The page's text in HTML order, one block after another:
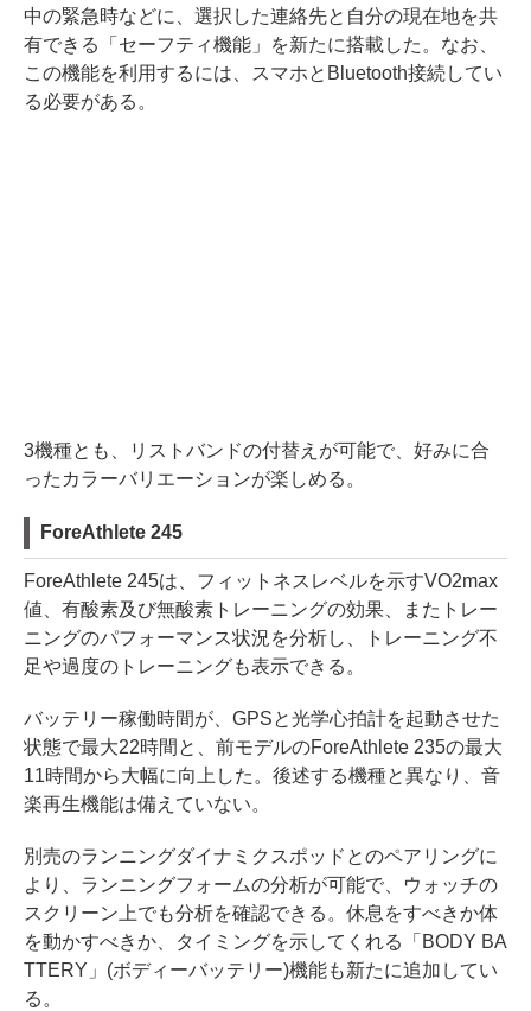
中の緊急時などに、選択した連絡先と自分の現在地を共
有できる「セーフティ機能」を新たに搭載した。なお、
この機能を利用するには、スマホとBluetooth接続してい
る必要がある。
3機種とも、リストバンドの付替えが可能で、好みに合
ったカラーバリエーションが楽しめる。
ForeAthlete 245
ForeAthlete 245は、フィットネスレベルを示すVO2max
値、有酸素及び無酸素トレーニングの効果、またトレー
ニングのパフォーマンス状況を分析し、トレーニング不
足や過度のトレーニングも表示できる。
バッテリー稼働時間が、GPSと光学心拍計を起動させた
状態で最大22時間と、前モデルのForeAthlete 235の最大
11時間から大幅に向上した。後述する機種と異なり、音
楽再生機能は備えていない。
別売のランニングダイナミクスポッドとのペアリングに
より、ランニングフォームの分析が可能で、ウォッチの
スクリーン上でも分析を確認できる。休息をすべきか体
を動かすべきか、タイミングを示してくれる「BODY BA
TTERY」(ボディーバッテリー)機能も新たに追加してい
る。